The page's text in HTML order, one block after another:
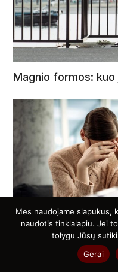
Magnio formos: kuo
Mes naudojame slapukus,
naudotis tinklalapiu. Jei
tolygu Jūsų
Gerai